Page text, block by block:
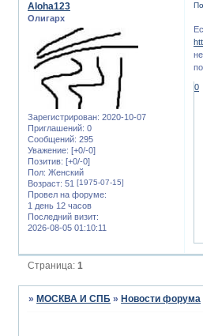
Aloha123
Олигарх
Зарегистрирован: 2020-10-07
Приглашений: 0
Сообщений: 295
Уважение: [+0/-0]
Позитив: [+0/-0]
Пол: Женский
Возраст: 51 [1975-07-15]
Провел на форуме:
1 день 12 часов
Последний визит:
2026-08-05 01:10:11
0
Страница:1
» МОСКВА И СПБ » Новости форума